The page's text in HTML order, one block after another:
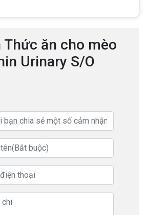
Thức ăn cho mèo
Urinary S/O